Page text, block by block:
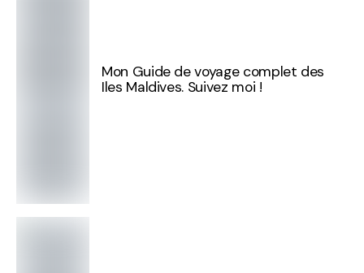
Mon Guide de voyage complet des
Iles Maldives. Suivez moi !